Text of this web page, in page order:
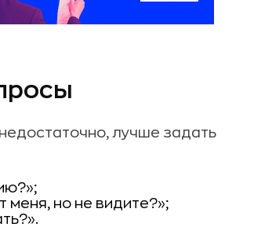
лучше задать
меня, но не видите?»;